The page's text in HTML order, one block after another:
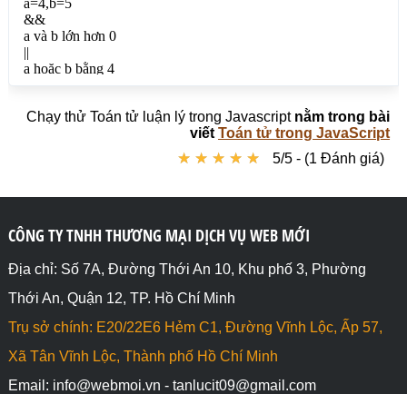
Chạy thử Toán tử luận lý trong Javascript nằm trong bài
viết Toán tử trong JavaScript
★ ★ ★ ★ ★
★ ★ ★ ★ ★ 5/5 - (1 Đánh giá)
CÔNG TY TNHH THƯƠNG MẠI DỊCH VỤ WEB MỚI
Địa chỉ: Số 7A, Đường Thới An 10, Khu phố 3, Phường
Thới An, Quận 12, TP. Hồ Chí Minh
Trụ sở chính: E20/22E6 Hẻm C1, Đường Vĩnh Lộc, Ấp 57,
Xã Tân Vĩnh Lộc, Thành phố Hồ Chí Minh
Email: info@webmoi.vn - tanlucit09@gmail.com